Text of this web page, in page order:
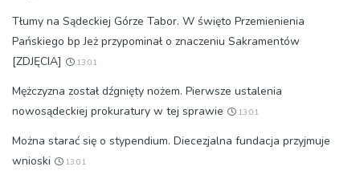
Tłumy na Sądeckiej Górze Tabor. W święto Przemienienia
Pańskiego bp Jeż przypominał o znaczeniu Sakramentów
[ZDJĘCIA]
13:01
Mężczyzna został dźgnięty nożem. Pierwsze ustalenia
nowosądeckiej prokuratury w tej sprawie
13:01
Można starać się o stypendium. Diecezjalna fundacja przyjmuje
wnioski
13:01